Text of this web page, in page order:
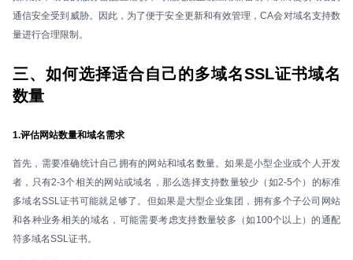
通信安全受到威胁。因此，为了便于安全更新和有效管理，CA会对域名支持数
量进行合理限制。
三、如何选择适合自己的多域名SSL证书域名
数量
1.评估网站数量和域名需求
首先，需要准确统计自己拥有的网站和域名数量。如果是小型企业或个人开发
者，只有2-3个相关的网站或域名，那么选择支持数量较少（如2-5个）的标准
多域名SSL证书可能就足够了。但如果是大型企业集团，拥有多个子公司网站
和各种业务相关的域名，可能需要考虑支持数量较多（如100个以上）的通配
符多域名SSL证书。